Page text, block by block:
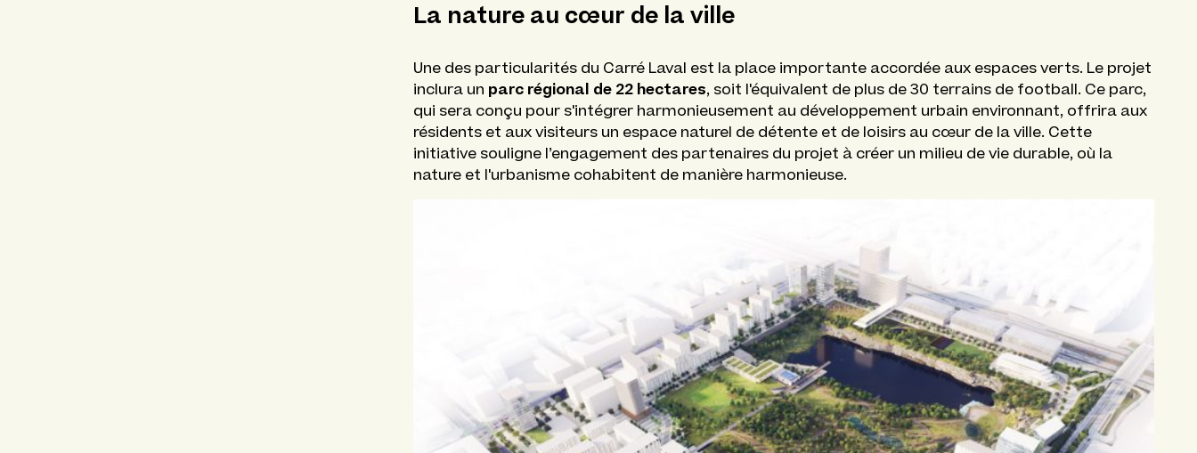
La nature au cœur de la ville
Une des particularités du Carré Laval est la place importante accordée aux espaces verts. Le projet
inclura un parc régional de 22 hectares, soit l'équivalent de plus de 30 terrains de football. Ce parc,
qui sera conçu pour s'intégrer harmonieusement au développement urbain environnant, offrira aux
résidents et aux visiteurs un espace naturel de détente et de loisirs au cœur de la ville. Cette
initiative souligne l’engagement des partenaires du projet à créer un milieu de vie durable, où la
nature et l'urbanisme cohabitent de manière harmonieuse.